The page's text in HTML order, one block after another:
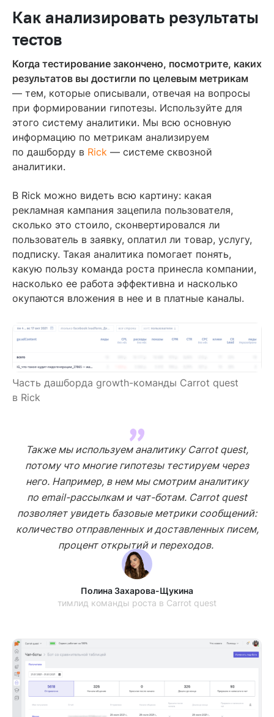
Как анализировать результаты
тестов
Когда тестирование закончено, посмотрите, каких
результатов вы достигли по целевым метрикам
— тем, которые описывали, отвечая на вопросы
при формировании гипотезы. Используйте для
этого систему аналитики. Мы всю основную
информацию по метрикам анализируем
по дашборду в Rick — системе сквозной
аналитики.
В Rick можно видеть всю картину: какая
рекламная кампания зацепила пользователя,
сколько это стоило, сконвертировался ли
пользователь в заявку, оплатил ли товар, услугу,
подписку. Такая аналитика помогает понять,
какую пользу команда роста принесла компании,
насколько ее работа эффективна и насколько
окупаются вложения в нее и в платные каналы.
Часть дашборда growth-команды Carrot quest
в Rick
Также мы используем аналитику Carrot quest,
потому что многие гипотезы тестируем через
него. Например, в нем мы смотрим аналитику
по email-рассылкам и чат-ботам. Carrot quest
позволяет увидеть базовые метрики сообщений:
количество отправленных и доставленных писем,
процент открытий и переходов.
Полина Захарова-Щукина
тимлид команды роста в Carrot quest